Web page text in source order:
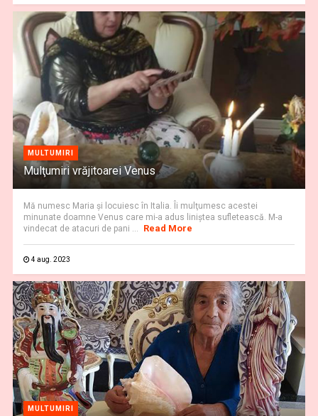
MULTUMIRI
Mulţumiri vrăjitoarei Venus
Mă numesc Maria şi locuiesc în Italia. Îi mulţumesc acestei
minunate doamne Venus care mi-a adus liniştea sufletească. M-a
vindecat de atacuri de pani ...
Read More
4 aug. 2023
MULTUMIRI